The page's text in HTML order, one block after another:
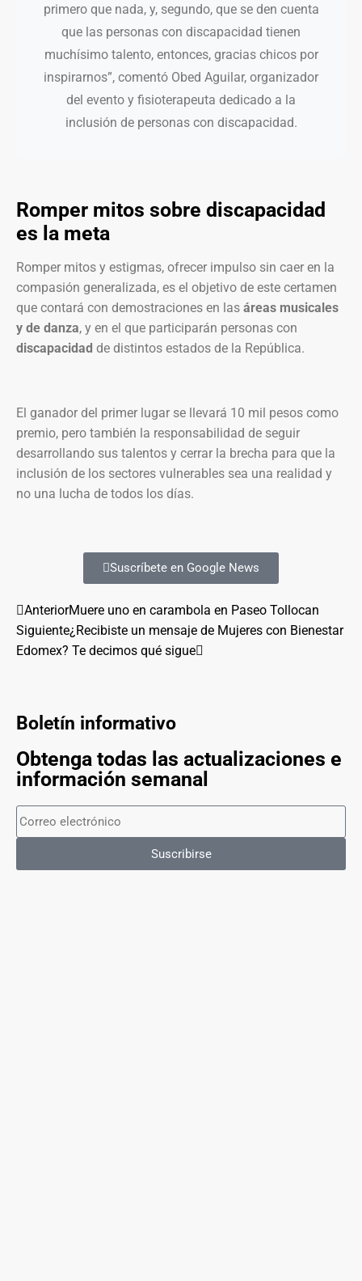
primero que nada, y, segundo, que se den cuenta
que las personas con discapacidad tienen
muchísimo talento, entonces, gracias chicos por
inspirarnos”, comentó Obed Aguilar, organizador
del evento y fisioterapeuta dedicado a la
inclusión de personas con discapacidad.
Romper mitos sobre discapacidad
es la meta
Romper mitos y estigmas, ofrecer impulso sin caer en la
compasión generalizada, es el objetivo de este certamen
que contará con demostraciones en las áreas musicales
y de danza, y en el que participarán personas con
discapacidad de distintos estados de la República.
El ganador del primer lugar se llevará 10 mil pesos como
premio, pero también la responsabilidad de seguir
desarrollando sus talentos y cerrar la brecha para que la
inclusión de los sectores vulnerables sea una realidad y
no una lucha de todos los días.
Suscríbete en Google News
AnteriorMuere uno en carambola en Paseo Tollocan
Siguiente¿Recibiste un mensaje de Mujeres con Bienestar
Edomex? Te decimos qué sigue
Boletín informativo
Obtenga todas las actualizaciones e
información semanal
Suscribirse